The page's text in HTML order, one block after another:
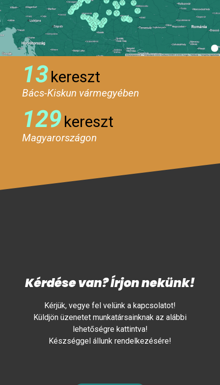
13kereszt
Bács-Kiskun vármegyében
129kereszt
Magyarországon
Kérdése van? Írjon nekünk!
Kérjük, vegye fel velünk a kapcsolatot!
Küldjön üzenetet munkatársainknak az alábbi
lehetőségre kattintva!
Készséggel állunk rendelkezésére!